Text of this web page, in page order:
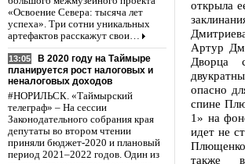
«Освоение Севера: тысяча лет
успеха». Три сотни уникальных
артефактов расскажут свои…
13:05
В 2020 году на Таймыре
планируется рост налоговых и
неналоговых доходов
#НОРИЛЬСК. «Таймырский
телеграф» – На сессии
Законодательного собрания края
депутаты во втором чтении
приняли бюджет-2020 и плановый
период 2021–2022 годов. Один из
открыла
Артур
Дворца
опасно
спине
1» на
идет не
Плющенко
также в